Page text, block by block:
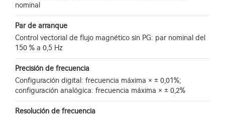
nominal
Par de arranque
Control vectorial de flujo magnético sin PG: par nominal del
150 % a 0,5 Hz
Precisión de frecuencia
Configuración digital: frecuencia máxima × ± 0,01%;
configuración analógica: frecuencia máxima × ± 0,2%
Resolución de frecuencia